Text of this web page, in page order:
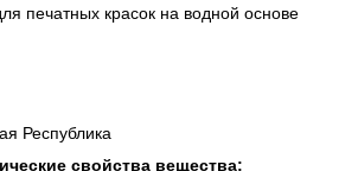
печатных красок на водной основе
Республика
свойства вещества: